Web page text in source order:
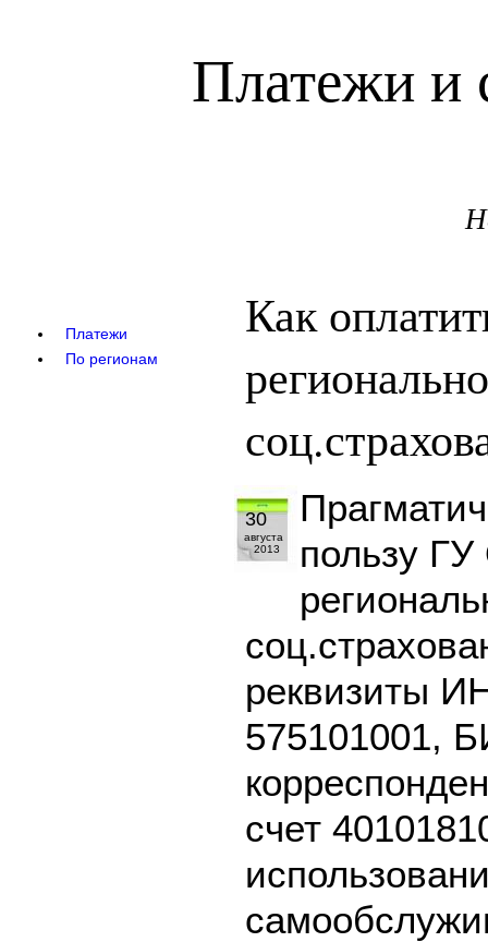
Платежи и
Платежи
По регионам
Как
30
августа
2013
пользу
реквизиты
575101001,
счет